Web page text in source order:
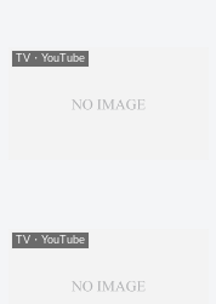
TV・YouTube
TV・YouTube